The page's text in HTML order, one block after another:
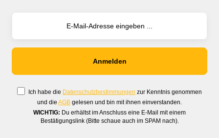
Ich habe die Datenschutzbestimmungen zur Kenntnis genommen
und die AGB gelesen und bin mit ihnen einverstanden.
WICHTIG: Du erhältst im Anschluss eine E-Mail mit einem
Bestätigungslink (Bitte schaue auch im SPAM nach).